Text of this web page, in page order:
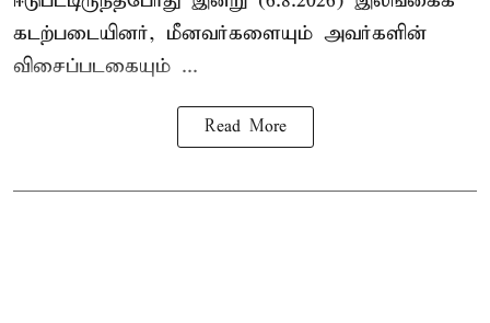
கடற்படையினர், மீனவர்களையும் அவர்களின்
விசைப்படகையும் ...
Read More